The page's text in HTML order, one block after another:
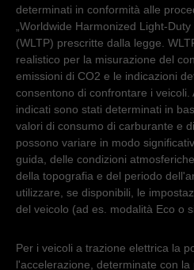
determinati in conformità alle
„Worldwide Harmonized Light-
(WLTP) prescritte dalla legge.
realistico per la misurazione del
emissioni di CO2 e le indicazioni
consentono di confrontare i
indicati sono stati determinati in
valori di consumo di carburante e
possono variare in modo
guida, delle condizioni
della topografia e del periodo
utilizzare, se disponibili, le
del veicolo (ad es. modalità Eco o
Per i veicoli a trazione elettrica la
l'accelerazione, determinate con